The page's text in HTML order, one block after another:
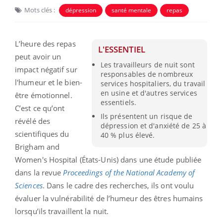
Mots clés : dépression santé mentale repas
L'ESSENTIEL
Les travailleurs de nuit sont
responsables de nombreux
services hospitaliers, du travail
en usine et d'autres services
essentiels.
Ils présentent un risque de
dépression et d'anxiété de 25 à
40 % plus élevé.
L’heure des repas
peut avoir un
impact négatif sur
l'humeur et le bien-
être émotionnel.
C’est ce qu’ont
révélé des
scientifiques du
Brigham and
Women's Hospital (États-Unis) dans une étude publiée
dans la revue Proceedings of the National Academy of
Sciences. Dans le cadre des recherches, ils ont voulu
évaluer la vulnérabilité de l’humeur des êtres humains
lorsqu’ils travaillent la nuit.